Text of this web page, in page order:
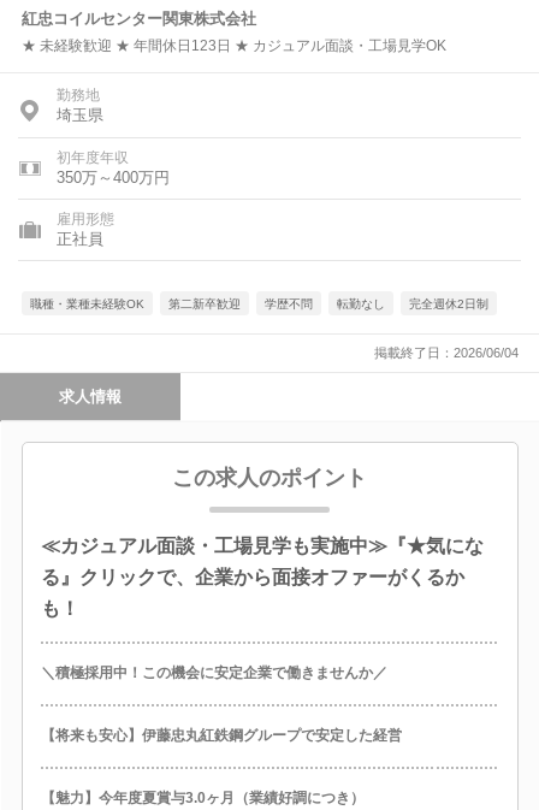
紅忠コイルセンター関東株式会社
★ 未経験歓迎 ★ 年間休日123日 ★ カジュアル面談・工場見学OK
勤務地
埼玉県
初年度年収
350万～400万円
雇用形態
正社員
職種・業種未経験OK 第二新卒歓迎 学歴不問 転勤なし 完全週休2日制
掲載終了日：2026/06/04
求人情報
この求人のポイント
≪カジュアル面談・工場見学も実施中≫『★気にな
る』クリックで、企業から面接オファーがくるか
も！
＼積極採用中！この機会に安定企業で働きませんか／
【将来も安心】伊藤忠丸紅鉄鋼グループで安定した経営
【魅力】今年度夏賞与3.0ヶ月（業績好調につき）